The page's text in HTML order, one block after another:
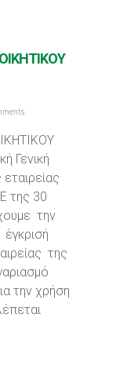
Γενική
της 30
την
της
την χρήση